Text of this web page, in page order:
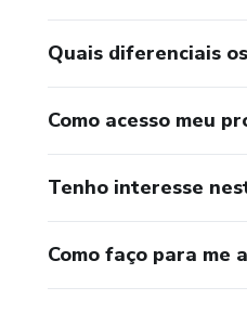
Quais diferenciais
Como acesso meu
Tenho interesse
Como faço para me